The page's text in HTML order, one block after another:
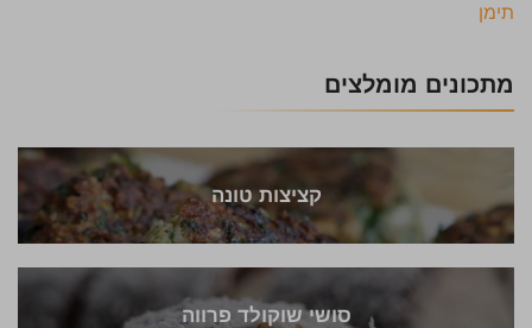
תימן
מתכונים מומלצים
קציצות טונה
סושי שוקולד פרווה